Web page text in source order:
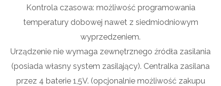
Kontrola czasowa: możliwość programowania
temperatury dobowej nawet z siedmiodniowym
wyprzedzeniem.
Urządzenie nie wymaga zewnętrznego źródła zasilania
(posiada własny system zasilający). Centralka zasilana
przez 4 baterie 1,5V. (opcjonalnie możliwość zakupu